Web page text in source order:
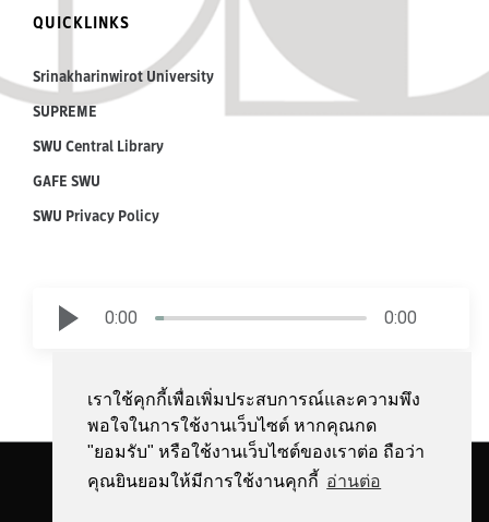
เราใช้คุกกี้เพื่อเพิ่มประสบการณ์และความพึง
พอใจในการใช้งานเว็บไซต์ หากคุณกด
"ยอมรับ" หรือใช้งานเว็บไซต์ของเราต่อ ถือว่า
คุณยินยอมให้มีการใช้งานคุกกี้ อ่านต่อ
QUICKLINKS
Srinakharinwirot University
SUPREME
SWU Central Library
GAFE SWU
SWU Privacy Policy
0:00 0:00
Copyright © 2018 by Srinakharinwirot University | All Rights Reserved.